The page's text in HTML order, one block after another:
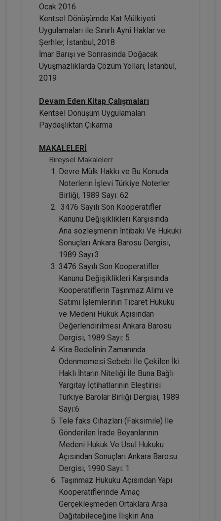
Adi Ortaklıklarda ve Kat Mülkiyeti
Oluşumunda Motorlu Taşıt Aracı Edinimi
Video Eğitimi
300 TL
Resmî Şekle Bağlı Sözleşmelerden
Doğan Alacak Hakkının Devri
Konusunda Yanılgılar Video Eğitimi
ARMAĞANIMIZDIR
Sepete Ekle
Prof. Dr. Etem Saba ÖZMEN
Adi Ortaklıkların Kazanç Paylaşma
Amacı Gütmeyen Faaliyetleri Konusunda
Yanılgılar Video Eğitimi
300 TL
Tüketici Hukuku Enstitüsü
Ocak 2016
Kentsel Dönüşümde Kat Mülkiyeti
Uygulamaları ile Sınırlı Ayni Haklar ve
Şerhler, İstanbul, 2018
İmar Barışı ve Sonrasında Doğacak
Uyuşmazlıklarda Çözüm Yolları, İstanbul,
2019
Devam Eden Kitap Çalışmaları
Kentsel Dönüşüm Uygulamaları
Paydaşlıktan Çıkarma
MAKALELERİ
Bireysel Makaleleri:
Devre Mülk Hakkı ve Bu Konuda
Noterlerin İşlevi Türkiye Noterler
Birliği, 1989 Sayı: 62
3476 Sayılı Son Kooperatifler
Kanunu Değişiklikleri Karşısında
Ana sözleşmenin İntibakı Ve Hukuki
Sonuçları Ankara Barosu Dergisi,
1989 Sayı:3
3476 Sayılı Son Kooperatifler
Kanunu Değişiklikleri Karşısında
Kooperatiflerin Taşınmaz Alımı ve
Satımı İşlemlerinin Ticaret Hukuku
ve Medeni Hukuk Açısından
Değerlendirilmesi Ankara Barosu
Dergisi, 1989 Sayı: 5
Kira Bedelinin Zamanında
Ödenmemesi Sebebi İle Çekilen İki
Haklı İhtarın Niteliği İle Buna Bağlı
Yargıtay İçtihatlarının Eleştirisi
Türkiye Barolar Birliği Dergisi, 1989
Sayı:6
Tele faks Cihazları (Faksimile) İle
Gönderilen İrade Beyanlarının
Medeni Hukuk Ve Usul Hukuku
Açısından Sonuçları Ankara Barosu
Dergisi, 1990 Sayı: 1
Taşınmaz Hukuku Açısından Yapı
Kooperatiflerinde Amaç
Gerçekleşmeden Ortaklara Arsa
Dağıtabileceğine İlişkin Ana